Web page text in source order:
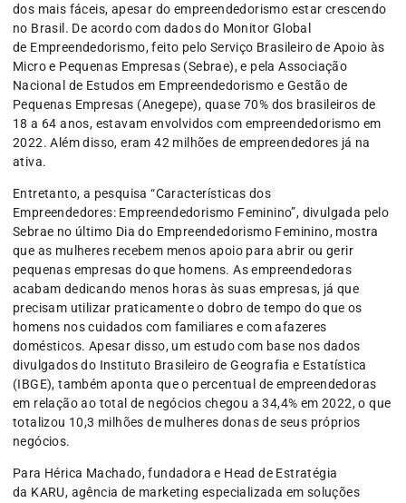
dos mais fáceis, apesar do empreendedorismo estar crescendo
no Brasil. De acordo com dados do Monitor Global
de Empreendedorismo, feito pelo Serviço Brasileiro de Apoio às
Micro e Pequenas Empresas (Sebrae), e pela Associação
Nacional de Estudos em Empreendedorismo e Gestão de
Pequenas Empresas (Anegepe), quase 70% dos brasileiros de
18 a 64 anos, estavam envolvidos com empreendedorismo em
2022. Além disso, eram 42 milhões de empreendedores já na
ativa.
Entretanto, a pesquisa “Características dos
Empreendedores: Empreendedorismo Feminino”, divulgada pelo
Sebrae no último Dia do Empreendedorismo Feminino, mostra
que as mulheres recebem menos apoio para abrir ou gerir
pequenas empresas do que homens. As empreendedoras
acabam dedicando menos horas às suas empresas, já que
precisam utilizar praticamente o dobro de tempo do que os
homens nos cuidados com familiares e com afazeres
domésticos. Apesar disso, um estudo com base nos dados
divulgados do Instituto Brasileiro de Geografia e Estatística
(IBGE), também aponta que o percentual de empreendedoras
em relação ao total de negócios chegou a 34,4% em 2022, o que
totalizou 10,3 milhões de mulheres donas de seus próprios
negócios.
Para Hérica Machado, fundadora e Head de Estratégia
da KARU, agência de marketing especializada em soluções